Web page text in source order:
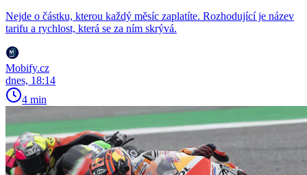
Nejde o částku, kterou každý měsíc zaplatíte. Rozhodující je název
tarifu a rychlost, která se za ním skrývá.
Mobify.cz
dnes, 18:14
4 min